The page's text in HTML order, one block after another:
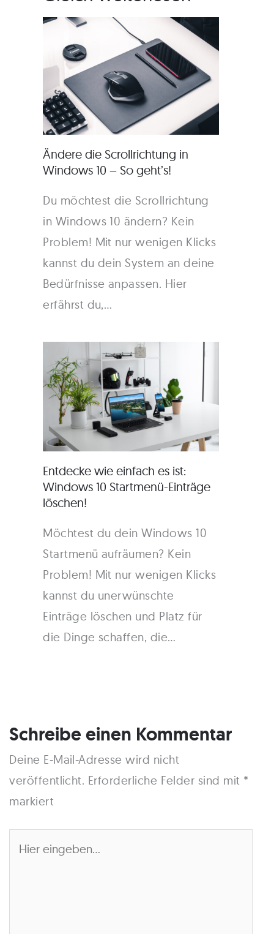
Ändere die Scrollrichtung in
Windows 10 – So geht’s!
Du möchtest die Scrollrichtung
in Windows 10 ändern? Kein
Problem! Mit nur wenigen Klicks
kannst du dein System an deine
Bedürfnisse anpassen. Hier
erfährst du,…
Entdecke wie einfach es ist:
Windows 10 Startmenü-Einträge
löschen!
Möchtest du dein Windows 10
Startmenü aufräumen? Kein
Problem! Mit nur wenigen Klicks
kannst du unerwünschte
Einträge löschen und Platz für
die Dinge schaffen, die…
Schreibe einen Kommentar
Deine E-Mail-Adresse wird nicht
veröffentlicht. Erforderliche Felder sind mit *
markiert
eingeben…